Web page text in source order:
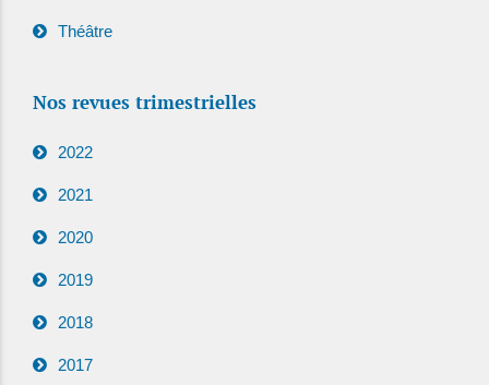
Théâtre
Nos revues trimestrielles
2022
2021
2020
2019
2018
2017